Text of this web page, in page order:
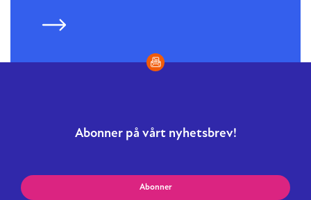
Abonner på vårt nyhetsbrev!
Abonner